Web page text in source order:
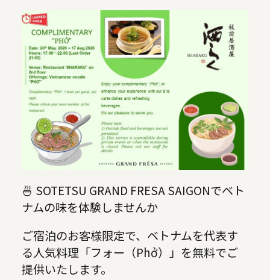
🍜 SOTETSU GRAND FRESA SAIGONでベト
ナムの味を体験しませんか
ご宿泊のお客様限定で、ベトナムを代表す
る人気料理「フォー（Phở）」を無料でご
提供いたします。